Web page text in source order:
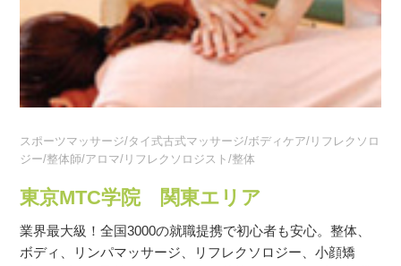
スポーツマッサージ/タイ式古式マッサージ/ボディケア/リフレクソロ
ジー/整体師/アロマ/リフレクソロジスト/整体
東京MTC学院 関東エリア
業界最大級！全国3000の就職提携で初心者も安心。整体、
ボディ、リンパマッサージ、リフレクソロジー、小顔矯